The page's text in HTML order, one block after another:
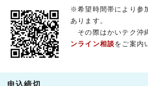
※希望時間帯により参
あります。
その際はかいテク沖
ンライン相談をご案内
申込締切